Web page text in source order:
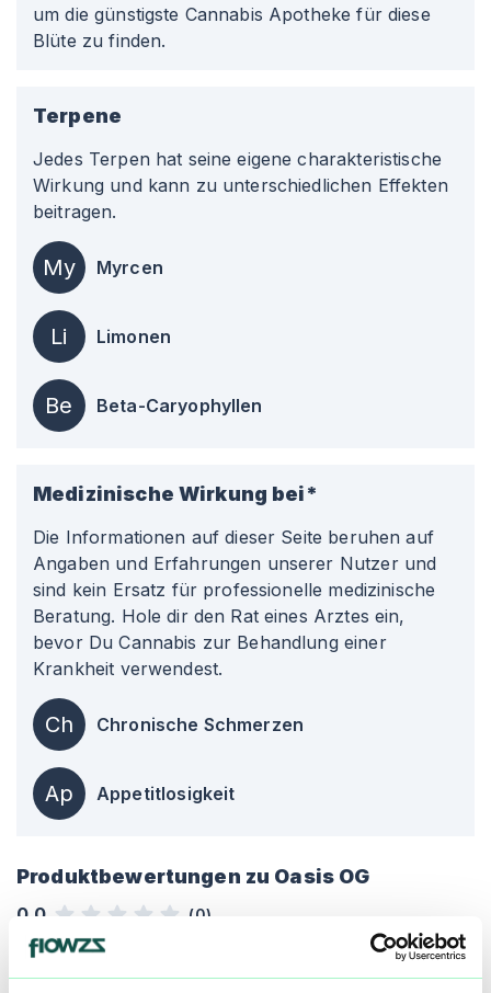
um die günstigste Cannabis Apotheke für diese
Blüte zu finden.
Terpene
Jedes Terpen hat seine eigene charakteristische
Wirkung und kann zu unterschiedlichen Effekten
beitragen.
My Myrcen
Li Limonen
Be Beta-Caryophyllen
Medizinische Wirkung bei*
Die Informationen auf dieser Seite beruhen auf
Angaben und Erfahrungen unserer Nutzer und
sind kein Ersatz für professionelle medizinische
Beratung. Hole dir den Rat eines Arztes ein,
bevor Du Cannabis zur Behandlung einer
Krankheit verwendest.
Ch Chronische Schmerzen
Ap Appetitlosigkeit
Produktbewertungen zu Oasis OG
0,0 (0)
mehr laden